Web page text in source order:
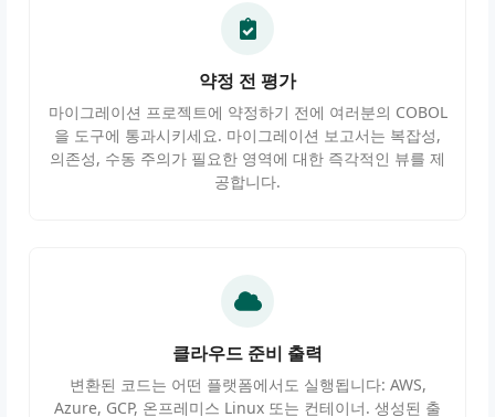
약정 전 평가
마이그레이션 프로젝트에 약정하기 전에 여러분의 COBOL
을 도구에 통과시키세요. 마이그레이션 보고서는 복잡성,
의존성, 수동 주의가 필요한 영역에 대한 즉각적인 뷰를 제
공합니다.
클라우드 준비 출력
변환된 코드는 어떤 플랫폼에서도 실행됩니다: AWS,
Azure, GCP, 온프레미스 Linux 또는 컨테이너. 생성된 출